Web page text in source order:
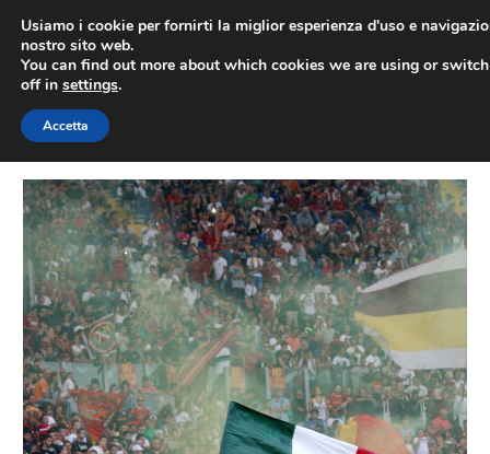
contenuto
Usiamo i cookie per fornirti la miglior esperienza d'uso e
nostro sito web.
You can find out more about which cookies we are using or
off in settings.
Accetta